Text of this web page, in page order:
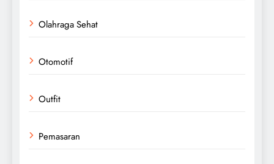
Olahraga Sehat
Otomotif
Outfit
Pemasaran